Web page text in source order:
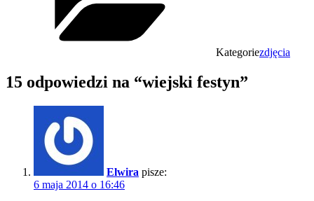
Kategoriezdjęcia
15 odpowiedzi na “wiejski festyn”
Elwira pisze:
6 maja 2014 o 16:46